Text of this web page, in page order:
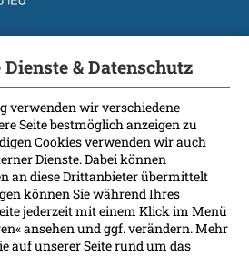
& Datenschutz
verwenden wir verschiedene
Seite bestmöglich anzeigen zu
Cookies verwenden wir auch
Dienste. Dabei können
an diese Drittanbieter übermittelt
können Sie während Ihres
jederzeit mit einem Klick im Menü
ansehen und ggf. verändern. Mehr
auf unserer Seite rund um das